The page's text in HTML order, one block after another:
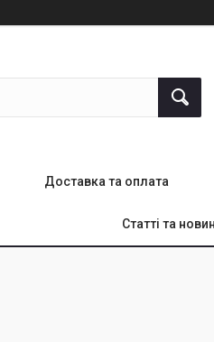
Доставка та оплата
Статті та